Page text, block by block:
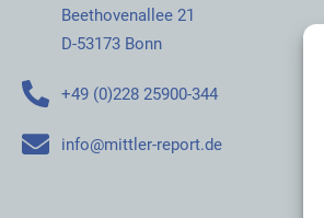
Beethovenallee 21
D-53173 Bonn
+49 (0)228 25900-344
info@mittler-report.de